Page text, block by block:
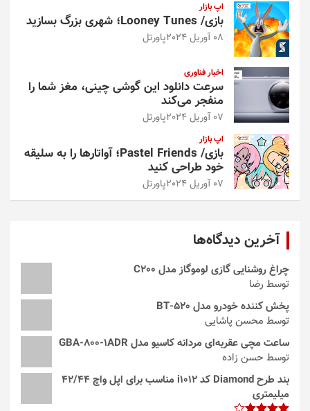
اپ بازار
بازی/ Looney Tunes؛ شهری بزرگ بسازید
08 آوریل 2024 پاورتل
اخبار فناوری
سرعت دانلود این گوشی چینی، مغز شما را
منفجر می‌کند
07 آوریل 2024 پاورتل
اپ بازار
بازی/ Pastel Friends؛ آواتارها را به سلیقه
خود طراحی کنید
07 آوریل 2024 پاورتل
آخرین دیدگاه‌ها
چراغ روشنایی گازی لوموگاز مدل C200
توسط رضا
پخش کننده خودرو مدل 520-BT
توسط محسن پاشایی
ساعت مچی عقربه‌ای مردانه کاسیو مدل GBA-800-1ADR
توسط حسن زاده
بند طرح Diamond کد i1012 مناسب برای اپل واچ 42/44
میلیمتری